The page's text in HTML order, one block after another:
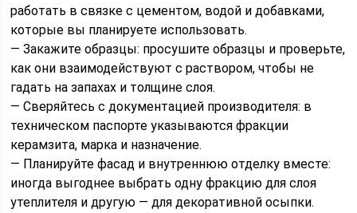
работать в связке с цементом, водой и добавками,
которые вы планируете использовать.
— Закажите образцы: просушите образцы и проверьте,
как они взаимодействуют с раствором, чтобы не
гадать на запахах и толщине слоя.
— Сверяйтесь с документацией производителя: в
техническом паспорте указываются фракции
керамзита, марка и назначение.
— Планируйте фасад и внутреннюю отделку вместе:
иногда выгоднее выбрать одну фракцию для слоя
утеплителя и другую — для декоративной осыпки.